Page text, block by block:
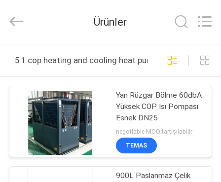
SAYFA
ÜRÜNLER
VIDEOLAR
HAKKIMIZDA
Ltd..
Developed
Ürünler
5 1 cop heating and cooling heat pump çevrimiçi üretim
Yan Rüzgar Bölme 60dbA
Yüksek COP Isı Pompası
Esnek DN25
negotiable MOQ:tartışılabilir
TEMAS
900L Paslanmaz Çelik